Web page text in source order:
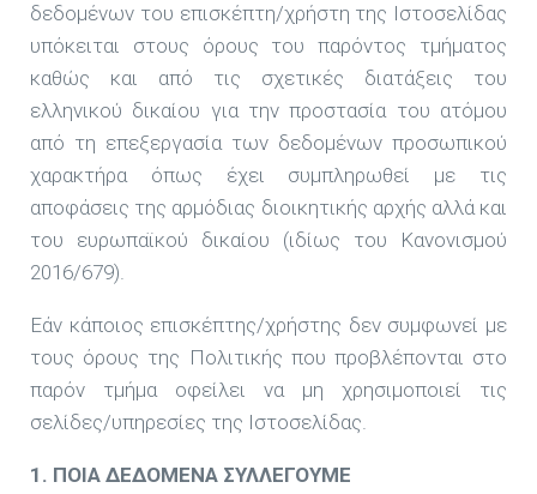
δεδομένων του επισκέπτη/χρήστη της Ιστοσελίδας
υπόκειται στους όρους του παρόντος τμήματος
καθώς και από τις σχετικές διατάξεις του
ελληνικού δικαίου για την προστασία του ατόμου
από τη επεξεργασία των δεδομένων προσωπικού
χαρακτήρα όπως έχει συμπληρωθεί με τις
αποφάσεις της αρμόδιας διοικητικής αρχής αλλά και
του ευρωπαϊκού δικαίου (ιδίως του Κανονισμού
2016/679).
Εάν κάποιος επισκέπτης/χρήστης δεν συμφωνεί με
τους όρους της Πολιτικής που προβλέπονται στο
παρόν τμήμα οφείλει να μη χρησιμοποιεί τις
σελίδες/υπηρεσίες της Ιστοσελίδας.
1. ΠΟΙΑ ΔΕΔΟΜΕΝΑ ΣΥΛΛΕΓΟΥΜΕ